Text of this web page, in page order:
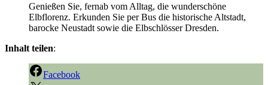
Genießen Sie, fernab vom Alltag, die wunderschöne
Elbflorenz. Erkunden Sie per Bus die historische Altstadt,
barocke Neustadt sowie die Elbschlösser Dresden.
Inhalt teilen:
Facebook